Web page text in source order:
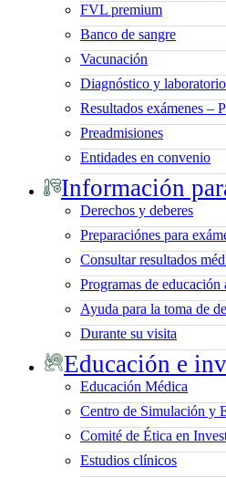
FVL premium
Banco de sangre
Vacunación
Diagnóstico y laboratorio
Resultados exámenes –
Preadmisiones
Entidades en convenio
Información
Derechos y deberes
Preparaciónes para
Consultar resultados
Programas de educación
Ayuda para la toma de
Durante su visita
Educación e
Educación Médica
Centro de Simulación y
Comité de Ética en
Estudios clínicos